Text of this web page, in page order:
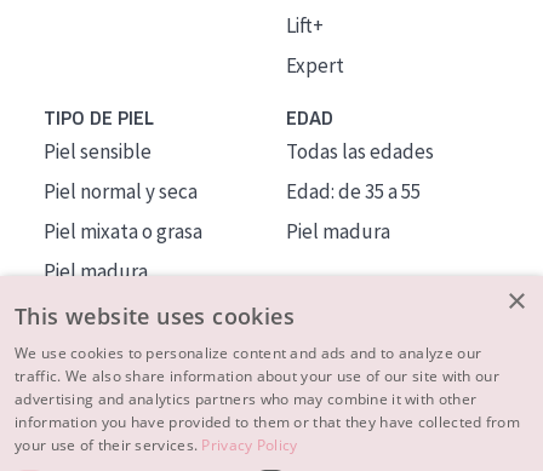
Lift+
Expert
TIPO DE PIEL
Piel sensible
Piel normal y seca
Piel mixata o grasa
Piel madura
Piel expuesta al sol
Piel menopáusica
EDAD
Todas las edades
Edad: de 35 a 55
Piel madura
MÁS SOBRE NOSOTROS
INSPIRACIÓN
×
This website uses cookies
We use cookies to personalize content and ads and to analyze our
traffic. We also share information about your use of our site with our
advertising and analytics partners who may combine it with other
information you have provided to them or that they have collected from
your use of their services. Privacy Policy